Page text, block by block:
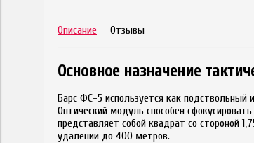
Описание Отзывы
Основное назначение
Барс ФС-5 используется как подствольный
Оптический модуль способен
представляет собой квадрат со стороной
удалении до 400 метров.